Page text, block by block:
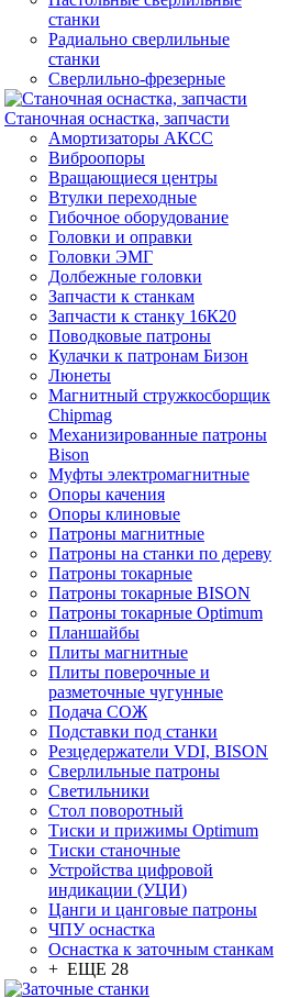
станки
Радиально сверлильные
станки
Сверлильно-фрезерные
Станочная оснастка, запчасти
Амортизаторы АКСС
Виброопоры
Вращающиеся центры
Втулки переходные
Гибочное оборудование
Головки и оправки
Головки ЭМГ
Долбежные головки
Запчасти к станкам
Запчасти к станку 16К20
Поводковые патроны
Кулачки к патронам Бизон
Люнеты
Магнитный стружкосборщик
Chipmag
Механизированные патроны
Bison
Муфты электромагнитные
Опоры качения
Опоры клиновые
Патроны магнитные
Патроны на станки по дереву
Патроны токарные
Патроны токарные BISON
Патроны токарные Optimum
Планшайбы
Плиты магнитные
Плиты поверочные и
разметочные чугунные
Подача СОЖ
Подставки под станки
Резцедержатели VDI, BISON
Сверлильные патроны
Светильники
Стол поворотный
Тиски и прижимы Optimum
Тиски станочные
Устройства цифровой
индикации (УЦИ)
Цанги и цанговые патроны
ЧПУ оснастка
Оснастка к заточным станкам
+ ЕЩЕ 28